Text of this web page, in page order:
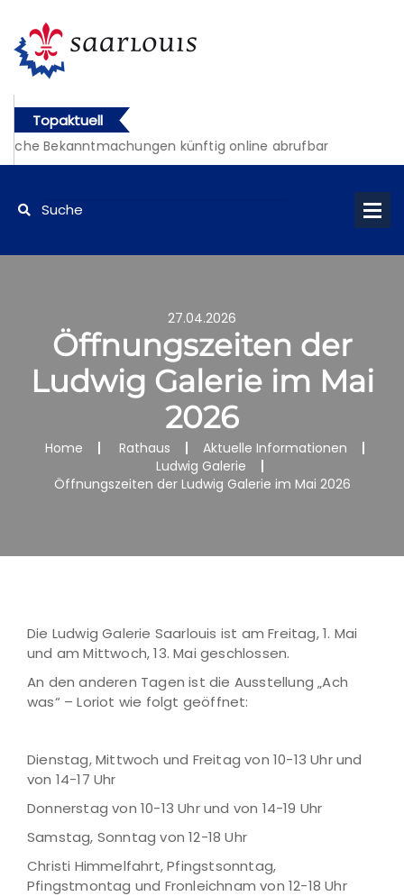
Topaktuell
Bekanntmachungen künftig online abrufbar
27.04.2026
Öffnungszeiten der
Ludwig Galerie im Mai
2026
Home Rathaus
Aktuelle Informationen
Ludwig Galerie
Öffnungszeiten der Ludwig Galerie im Mai 2026
Die Ludwig Galerie Saarlouis ist am Freitag, 1. Mai
und am Mittwoch, 13. Mai geschlossen.
An den anderen Tagen ist die Ausstellung „Ach
was“ – Loriot wie folgt geöffnet:
Dienstag, Mittwoch und Freitag von 10-13 Uhr und
von 14-17 Uhr
Donnerstag von 10-13 Uhr und von 14-19 Uhr
Samstag, Sonntag von 12-18 Uhr
Christi Himmelfahrt, Pfingstsonntag,
Pfingstmontag und Fronleichnam von 12-18 Uhr